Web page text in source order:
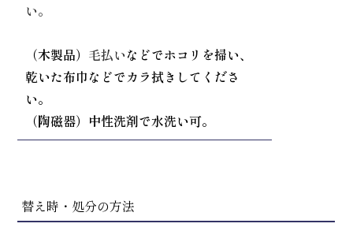
い。
（木製品） 毛払いなどでホコリを掃い、
乾いた布巾などでカラ拭きしてくださ
い。
（陶磁器）中性洗剤で水洗い可。
替え時・処分の方法